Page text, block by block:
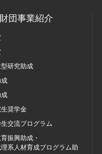
団事業紹介
研究助成
奨学金
生交流プログラム
振興助成・
系人材育成プログラム助